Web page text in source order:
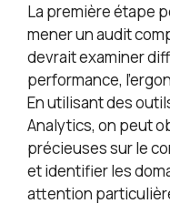
La première étape
mener un audit
devrait examiner
performance,
En utilisant des
Analytics, on peut
précieuses sur le
et identifier les
attention